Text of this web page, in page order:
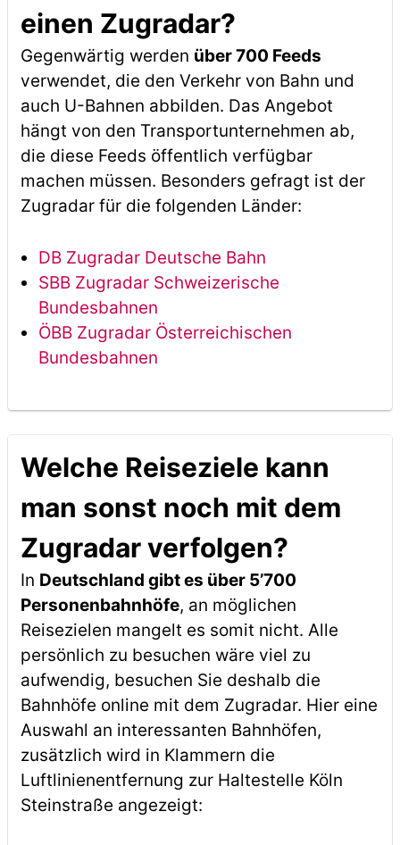
einen Zugradar?
Gegenwärtig werden über 700 Feeds
verwendet, die den Verkehr von Bahn und
auch U-Bahnen abbilden. Das Angebot
hängt von den Transportunternehmen ab,
die diese Feeds öffentlich verfügbar
machen müssen. Besonders gefragt ist der
Zugradar für die folgenden Länder:
DB Zugradar Deutsche Bahn
SBB Zugradar Schweizerische
Bundesbahnen
ÖBB Zugradar Österreichischen
Bundesbahnen
Welche Reiseziele kann
man sonst noch mit dem
Zugradar verfolgen?
In Deutschland gibt es über 5’700
Personenbahnhöfe, an möglichen
Reisezielen mangelt es somit nicht. Alle
persönlich zu besuchen wäre viel zu
aufwendig, besuchen Sie deshalb die
Bahnhöfe online mit dem Zugradar. Hier eine
Auswahl an interessanten Bahnhöfen,
zusätzlich wird in Klammern die
Luftlinienentfernung zur Haltestelle Köln
Steinstraße angezeigt: